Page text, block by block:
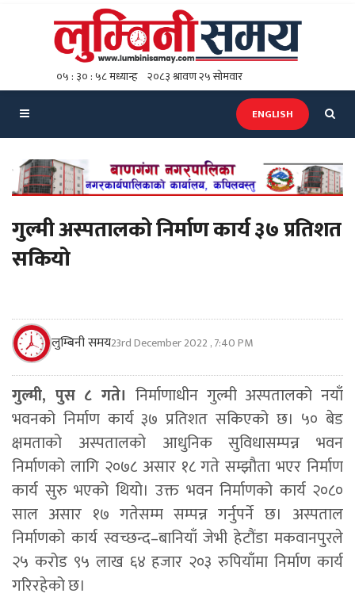
ENGLISH
गुल्मी अस्पतालको निर्माण कार्य ३७ प्रतिशत
सकियो
लुम्बिनी समय23rd December 2022 , 7:40 PM
गुल्मी, पुस ८ गते। निर्माणाधीन गुल्मी अस्पतालको नयाँ
भवनको निर्माण कार्य ३७ प्रतिशत सकिएको छ। ५० बेड
क्षमताको अस्पतालको आधुनिक सुविधासम्पन्न भवन
निर्माणको लागि २०७८ असार १८ गते सम्झौता भएर निर्माण
कार्य सुरु भएको थियो। उक्त भवन निर्माणको कार्य २०८०
साल असार १७ गतेसम्म सम्पन्न गर्नुपर्ने छ। अस्पताल
निर्माणको कार्य स्वच्छन्द–बानियाँ जेभी हेटौंडा मकवानपुरले
२५ करोड ९५ लाख ६४ हजार २०३ रुपियाँमा निर्माण कार्य
गरिरहेको छ।